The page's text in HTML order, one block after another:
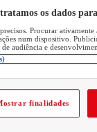
tratamos os dados
Procurar
num dispositivo.
audiência e
finalidades